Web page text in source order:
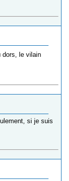
dors, le vilain
si je suis